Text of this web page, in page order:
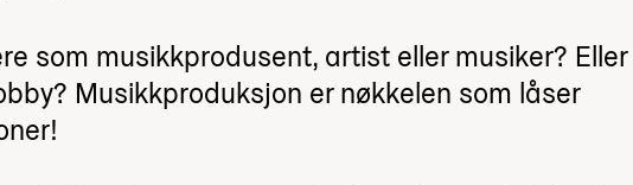
som musikkprodusent, artist eller musiker? Eller
Musikkproduksjon er nøkkelen som låser